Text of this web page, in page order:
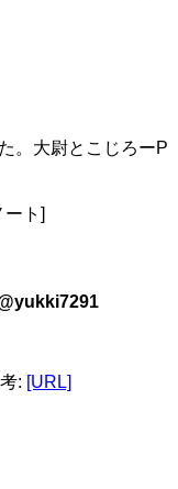
。大尉とこじろーP
ト]
: [URL]